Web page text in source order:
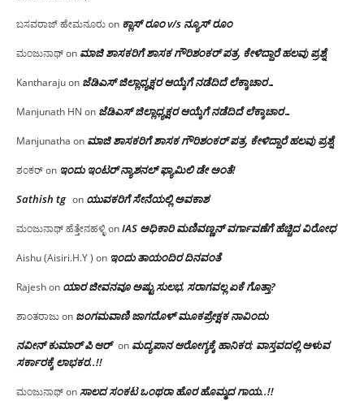
ಬಸವರಾಜ್ ಹೇಮನೂರುon ಕ್ಲಾಸ್ ರೂಂ v/s ನ್ಯೂಸ್ ರೂಂ
ಮಂಜುನಾಥ್on ಮಾಜಿ ಶಾಸಕರಿಗೆ ಶಾಸಕ ಗೌರಿಶಂಕರ್ ಪತ್ರ, ಕೇಳಿದ್ದಾರೆ ಹಲವು ಪ್ರಶ್ನೆ
Kantharajuon ಜೆಡಿಎಸ್ ಜಿಲ್ಲಾಧ್ಯಕ್ಷರ ಆಯ್ಕೆಗೆ ನಡೆದಿದೆ ಲೆಕ್ಕಾಚಾರ…
Manjunath HN on ಜೆಡಿಎಸ್ ಜಿಲ್ಲಾಧ್ಯಕ್ಷರ ಆಯ್ಕೆಗೆ ನಡೆದಿದೆ ಲೆಕ್ಕಾಚಾರ…
Manjunatha on ಮಾಜಿ ಶಾಸಕರಿಗೆ ಶಾಸಕ ಗೌರಿಶಂಕರ್ ಪತ್ರ, ಕೇಳಿದ್ದಾರೆ ಹಲವು ಪ್ರಶ್ನೆ
ಶಂಕರ್on ಇಂದು ಇಂಟರ್ ನ್ಯಾಶನಲ್ ಫ್ಯಾಮಿಲಿ ಡೇ ಅಂತೆ!
Sathish tg on ಯುವಕರಿಗೆ ಸೇನೆಯಲ್ಲಿ ಅವಕಾಶ
ಮಂಜುನಾಥ್ ಹೆತ್ತೇನಹಳ್ಳಿonIAS ಅಧಿಕಾರಿ ಮಣಿವಣ್ಣನ್ ವರ್ಗಾವಣೆಗೆ ಹೆಚ್ಚಿದ‌ ವಿರೋಧ
Aishu (Aisiri.H.Y ) on ಇಂದು ತಾಯಂದಿರ ದಿನವಂತೆ
Rajeshon ಯಾರ ಜೀವನವೂ ಅಷ್ಟು ಸುಲಭ, ಸರಾಗವಲ್ಲ ಏಕೆ ಗೊತ್ತಾ?
ಶಾಂತರಾಜುon ಜಂಗಮವಾಣಿ ಜಾಗದೊಳ್ ಮೂಕಪ್ರೇಕ್ಷಕ ನಾವಿಂದು
ನವೀನ್ ಕುಮಾರ್ ಪಿ ಆರ್ on ಮದ್ಯಪಾನ ಆರೋಗ್ಯಕ್ಕೆ ಹಾನಿಕರ; ವಾಸ್ತವದಲ್ಲಿ ಅಳುವ
ಸರ್ಕಾರಕ್ಕೆ ಲಾಭಕರ..!!
ಮಂಜುನಾಥ್onಸಾಲದ ಸಂಕಟ ಒಂಥರಾ ಹೊರ ಹೊಮ್ಮದ ಗಾಯ..!!